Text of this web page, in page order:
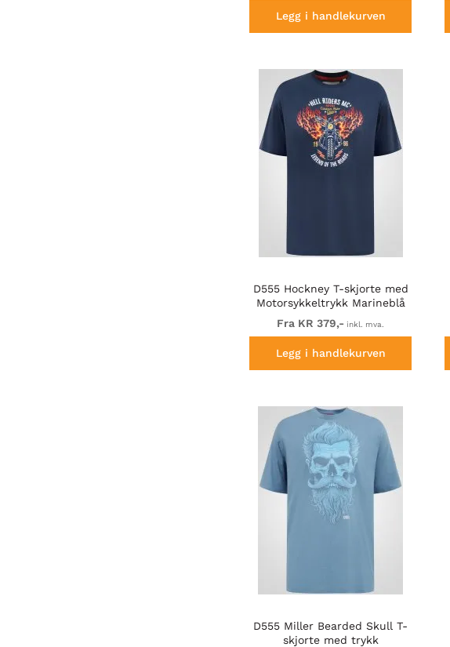
Legg i handlekurven
D555 Hockney T-skjorte med
Motorsykkeltrykk Marineblå
Fra KR 379,- inkl. mva.
Legg i handlekurven
D555 Miller Bearded Skull T-
skjorte med trykk